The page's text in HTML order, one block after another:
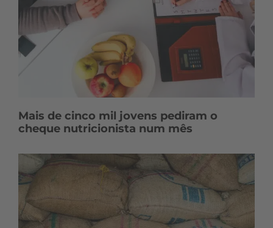
Mais de cinco mil jovens pediram o
cheque nutricionista num mês